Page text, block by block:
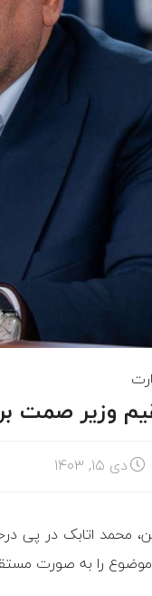
وزیر صمت
دی ۱۵, ۱۴۰۳
محمد اتابک در
را به صورت